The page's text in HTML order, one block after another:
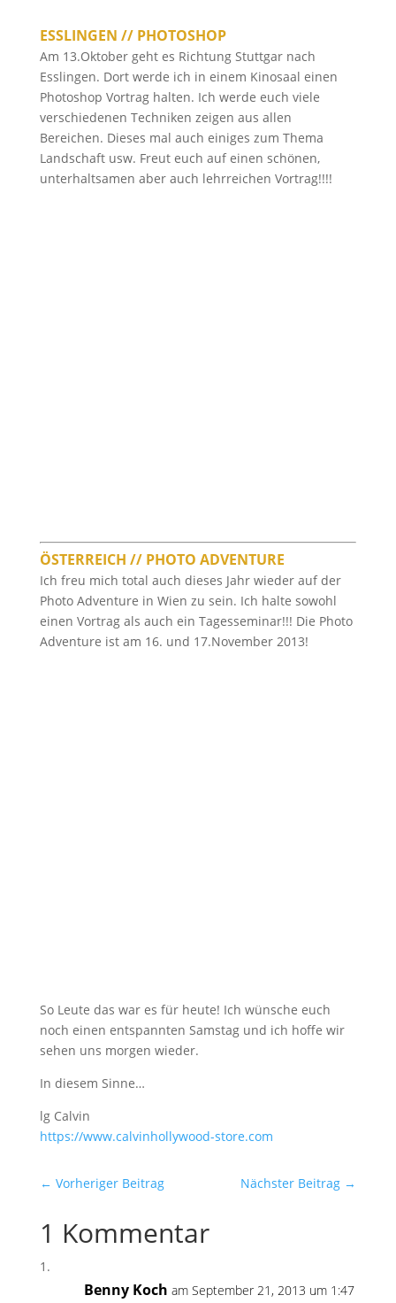
ESSLINGEN // PHOTOSHOP
Am 13.Oktober geht es Richtung Stuttgar nach
Esslingen. Dort werde ich in einem Kinosaal einen
Photoshop Vortrag halten. Ich werde euch viele
verschiedenen Techniken zeigen aus allen
Bereichen. Dieses mal auch einiges zum Thema
Landschaft usw. Freut euch auf einen schönen,
unterhaltsamen aber auch lehrreichen Vortrag!!!!
ÖSTERREICH // PHOTO ADVENTURE
Ich freu mich total auch dieses Jahr wieder auf der
Photo Adventure in Wien zu sein. Ich halte sowohl
einen Vortrag als auch ein Tagesseminar!!! Die Photo
Adventure ist am 16. und 17.November 2013!
So Leute das war es für heute! Ich wünsche euch
noch einen entspannten Samstag und ich hoffe wir
sehen uns morgen wieder.
In diesem Sinne…
lg Calvin
https://​www.calvinhollywood-store.com
← Vorheriger Beitrag Nächster Beitrag →
1 Kommentar
Benny Koch am September 21, 2013 um 1:47